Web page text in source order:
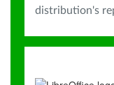
distribution's